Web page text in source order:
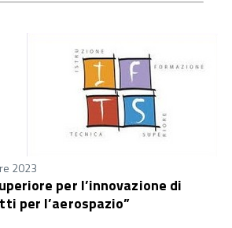
2023
per l’innovazione di
per l’aerospazio”